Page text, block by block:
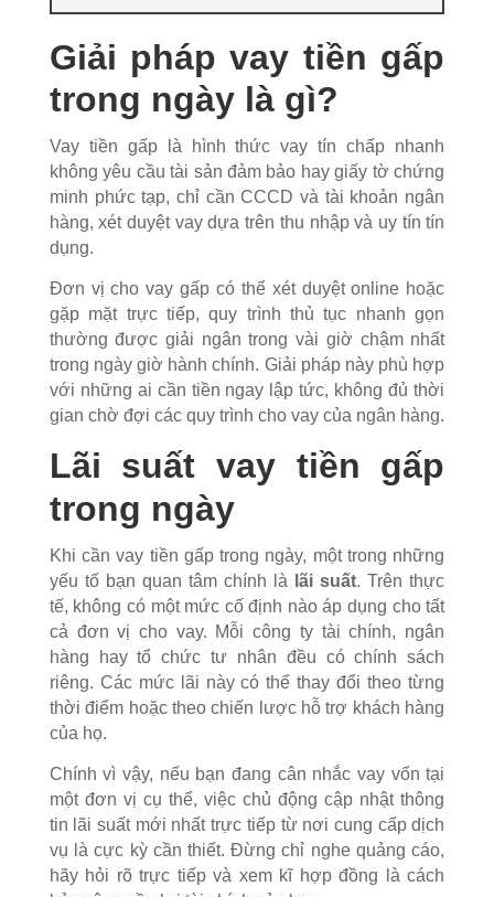
Giải pháp vay tiền gấp
trong ngày là gì?
Vay tiền gấp là hình thức vay tín chấp nhanh
không yêu cầu tài sản đảm bảo hay giấy tờ chứng
minh phức tạp, chỉ cần CCCD và tài khoản ngân
hàng, xét duyệt vay dựa trên thu nhập và uy tín tín
dụng.
Đơn vị cho vay gấp có thể xét duyệt online hoặc
gặp mặt trực tiếp, quy trình thủ tục nhanh gọn
thường được giải ngân trong vài giờ chậm nhất
trong ngày giờ hành chính. Giải pháp này phù hợp
với những ai cần tiền ngay lập tức, không đủ thời
gian chờ đợi các quy trình cho vay của ngân hàng.
Lãi suất vay tiền gấp
trong ngày
Khi cần vay tiền gấp trong ngày, một trong những
yếu tố bạn quan tâm chính là
lãi suất. Trên thực
tế, không có một mức cố định nào áp dụng cho tất
cả đơn vị cho vay. Mỗi công ty tài chính, ngân
hàng hay tổ chức tư nhân đều có chính sách
riêng. Các mức lãi này có thể thay đổi theo từng
thời điểm hoặc theo chiến lược hỗ trợ khách hàng
của họ.
Chính vì vậy, nếu bạn đang cân nhắc vay vốn tại
một đơn vị cụ thể, việc chủ động cập nhật thông
tin lãi suất mới nhất trực tiếp từ nơi cung cấp dịch
vụ là cực kỳ cần thiết. Đừng chỉ nghe quảng cáo,
hãy hỏi rõ trực tiếp và xem kĩ hợp đồng là cách